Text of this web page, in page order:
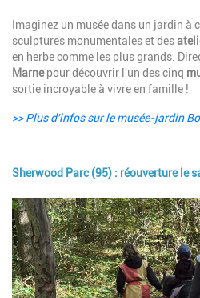
Description
Imaginez un musée dans un jardin à
sculptures monumentales et des
en herbe comme les plus grands.
Marnepour découvrir l'un des cinq
sortie incroyable à vivre en famille !
>> Plus d'infos sur le musée-jardin
Sherwood Parc (95) : réouverture le
Image